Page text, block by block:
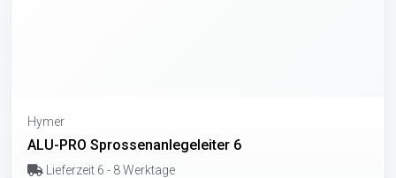
Hymer
ALU-PRO Sprossenanlegeleiter 6
Lieferzeit 6 - 8 Werktage